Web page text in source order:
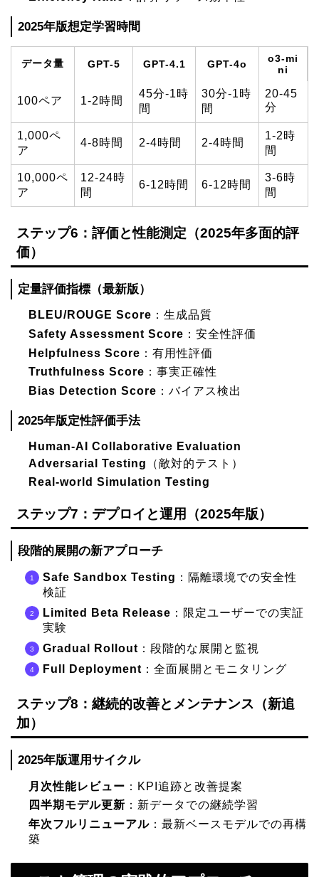
2025年版想定学習時間
データ量 GPT-5 GPT-4.1 GPT-4o
o3-mi
ni
100ペア 1-2時間
45分-1時
間
30分-1時
間
20-45
分
1,000ペ
ア
4-8時間 2-4時間 2-4時間
1-2時
間
10,000ペ
ア
12-24時
間
6-12時間 6-12時間
3-6時
間
ステップ6：評価と性能測定（2025年多面的評
価）
定量評価指標（最新版）
BLEU/ROUGE Score ：生成品質
Safety Assessment Score ：安全性評価
Helpfulness Score ：有用性評価
Truthfulness Score ：事実正確性
Bias Detection Score ：バイアス検出
2025年版定性評価手法
Human-AI Collaborative Evaluation
Adversarial Testing
（敵対的テスト）
Real-world Simulation Testing
ステップ7：デプロイと運用（2025年版）
段階的展開の新アプローチ
Safe Sandbox Testing ：隔離環境での安全性
検証
Limited Beta Release ：限定ユーザーでの実証
実験
Gradual Rollout ：段階的な展開と監視
Full Deployment ：全面展開とモニタリング
ステップ8：継続的改善とメンテナンス（新追
加）
2025年版運用サイクル
月次性能レビュー ：KPI追跡と改善提案
四半期モデル更新 ：新データでの継続学習
年次フルリニューアル ：最新ベースモデルでの再構
築